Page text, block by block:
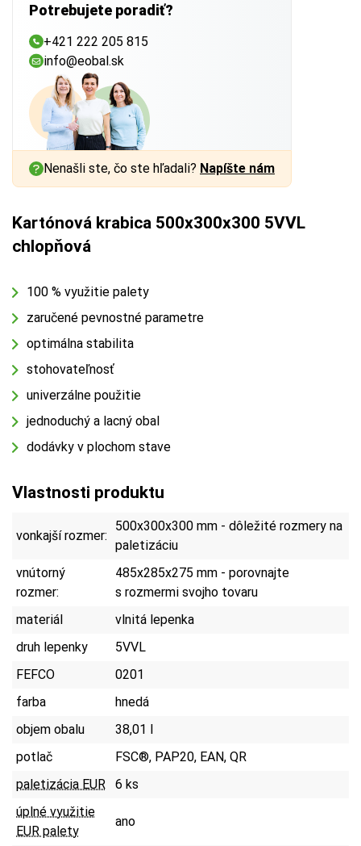
Potrebujete poradiť?
+421 222 205 815
info@eobal.sk
Nenašli ste, čo ste hľadali? Napíšte nám
Kartónová krabica 500x300x300 5VVL
chlopňová
100 % využitie palety
zaručené pevnostné parametre
optimálna stabilita
stohovateľnosť
univerzálne použitie
jednoduchý a lacný obal
dodávky v plochom stave
Vlastnosti produktu
vonkajší rozmer:
500x300x300 mm - dôležité rozmery na
paletizáciu
vnútorný
rozmer:
485x285x275 mm - porovnajte
s rozmermi svojho tovaru
materiál
vlnitá lepenka
druh lepenky
5VVL
FEFCO
0201
farba
hnedá
objem obalu
38,01 l
potlač
FSC®, PAP20, EAN, QR
paletizácia EUR
6 ks
úplné využitie
EUR palety
ano